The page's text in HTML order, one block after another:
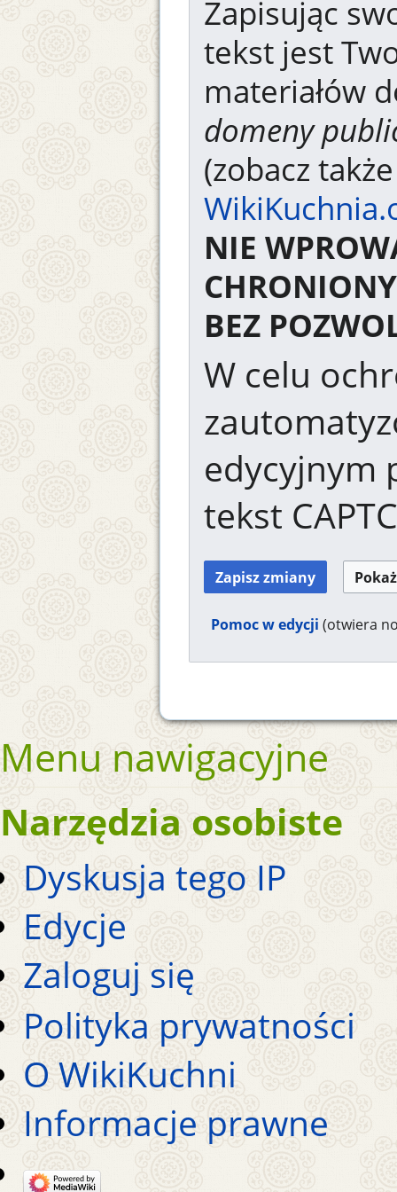
Zapisując
tekst jest
materiałów
domeny
(zobacz
NIE
BEZ
W celu
edycyjnym
tekst
Pomoc w edycji (otwiera
Menu nawigacyjne
Narzędzia osobiste
Dyskusja tego IP
Edycje
Zaloguj się
Polityka prywatności
O WikiKuchni
Informacje prawne